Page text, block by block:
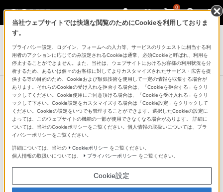
0
テレビ ブラビア
4K有機ELテレビ
A9S
壁掛けユニット
壁掛けユニット
壁掛けユニット
SU-WL450
当社ウェブサイトでは快適な閲覧のためにCookieを利用しておりま
す。
プライバシー設定、ログイン、フォームへの入力等、サービスのリクエストに相当する利
用者のアクションに応じてのみ設定されるCookieは通常、必須Cookieと呼ばれ、利用を
停止することができません。また、当社は、ウェブサイトにおけるお客様の利用状況を分
析するため、あるいは個々のお客様に対してよりカスタマイズされたサービス・広告を提
供する等の目的のため、Cookieおよび類似技術を使用して一定の情報を収集する場合が
あります。それらのCookieの受け入れを拒否する場合は、「Cookieを拒否する」をクリ
ックしてください。Cookie使用にご同意頂ける場合は、「Cookieを受け入れる」をクリ
ックして下さい。Cookie設定をカスタマイズする場合は「Cookie設定」をクリックして
ください。Cookieの設定をいつでも管理することができます。選択したCookieの設定に
よっては、このウェブサイトの機能の一部が使用できなくなる場合があります。 詳細に
ついては、当社のCookieポリシーをご覧ください。個人情報の取扱いについては、プラ
イバシーポリシーをご覧ください。
詳細については、当社の Cookieポリシー をご覧ください。
個人情報の取扱いについては、
プライバシーポリシー をご覧ください。
Cookie設定